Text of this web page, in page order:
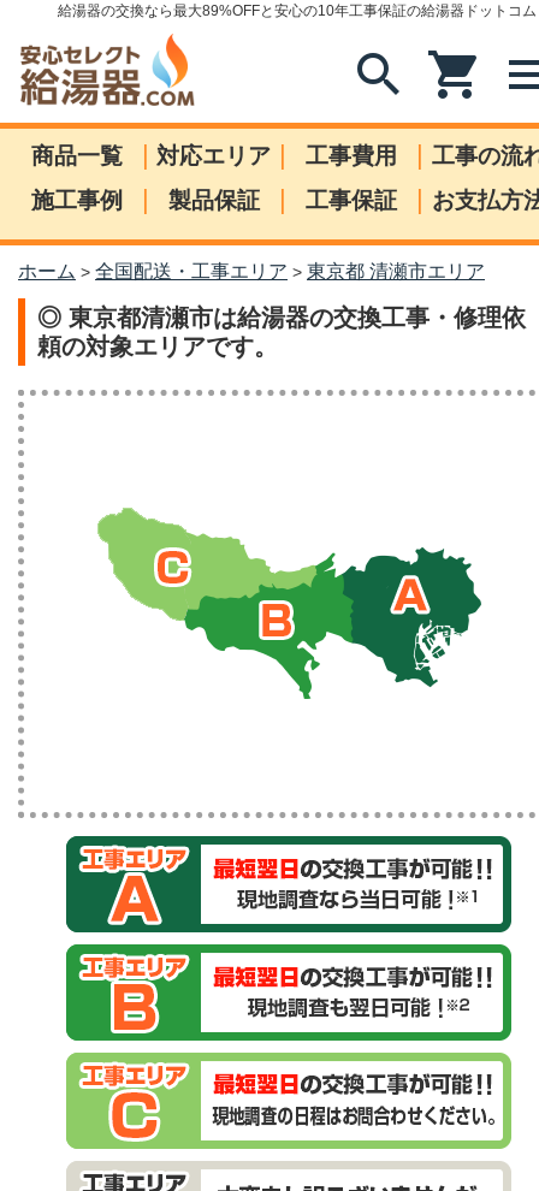
給湯器の交換なら最大89%OFFと安心の10年工事保証の給湯器ドットコム
search shopping_cart
商品一覧 | 対応エリア | 工事費用 | 工事の流
施工事例
| 製品保証 | 工事保証 | お支払方
ホーム > 全国配送・工事エリア > 東京都 清瀬市エリア
◎ 東京都清瀬市は給湯器の交換工事・修理依
頼の対象エリアです。